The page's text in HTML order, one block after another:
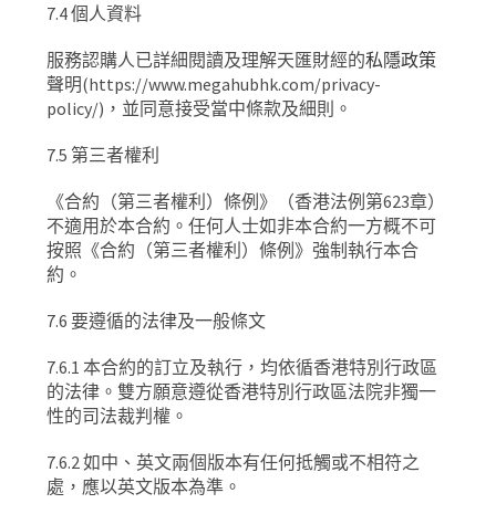
7.4個人資料
服務認購人已詳細閱讀及理解天匯財經的私隱政策
聲明(https://www.megahubhk.com/privacy-
policy/) ，並同意接受當中條款及細則。
7.5 第三者權利
《合約（第三者權利）條例》（香港法例第623章）
不適用於本合約。任何人士如非本合約一方概不可
按照《合約（第三者權利）條例》強制執行本合
約。
7.6要遵循的法律及一般條文
7.6.1本合約的訂立及執行，均依循香港特別行政區
的法律。雙方願意遵從香港特別行政區法院非獨一
性的司法裁判權。
7.6.2如中、英文兩個版本有任何抵觸或不相符之
處，應以英文版本為準。